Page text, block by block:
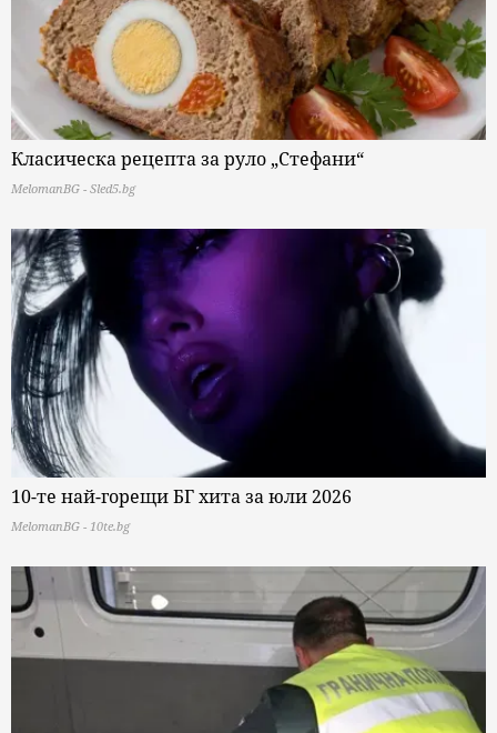
Класическа рецепта за руло „Стефани“
MelomanBG - Sled5.bg
10-те най-горещи БГ хита за юли 2026
MelomanBG - 10te.bg